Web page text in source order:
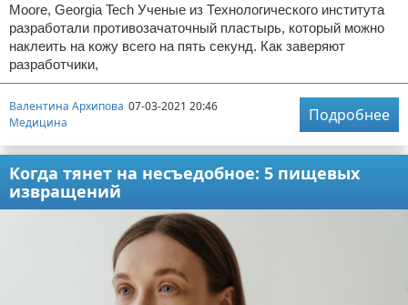
Moore, Georgia Tech Ученые из Технологического института
разработали противозачаточный пластырь, который можно
наклеить на кожу всего на пять секунд. Как заверяют
разработчики,
Валентина Архипова 07-03-2021 20:46
Медицина
Подробнее
Когда тянет на несъедобное: 5 пищевых
извращений